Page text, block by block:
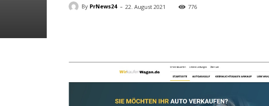
By PrNews24 - 22. August 2021 776